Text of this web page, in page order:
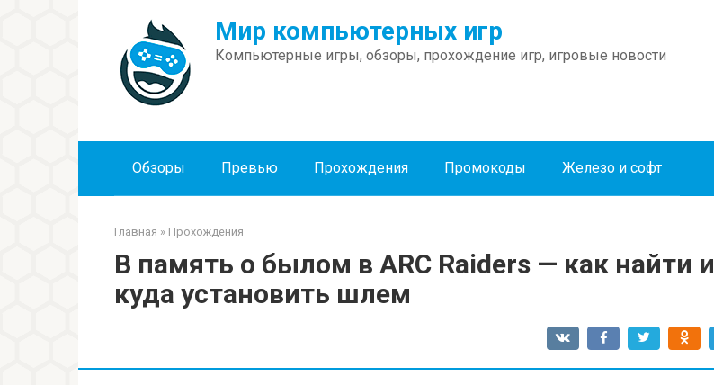
Мир компьютерных игр
Компьютерные игры, обзоры, прохождение игр, игровые новости
Обзоры Превью Прохождения Промокоды Железо и софт
Главная » Прохождения
В память о былом в ARC Raiders — как найти и
куда установить шлем